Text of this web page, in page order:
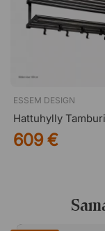
ESSEM DESIGN
Hattuhylly
609 €